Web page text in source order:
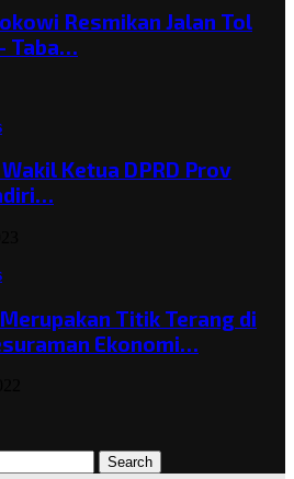
Resmikan Jalan Tol
Taba…
Ketua DPRD Prov
Titik Terang di
Ekonomi…
Search